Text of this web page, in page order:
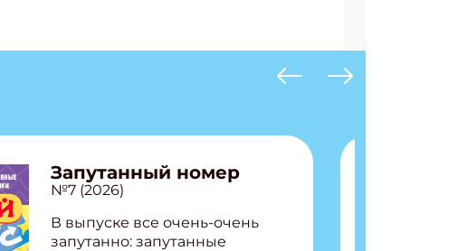
Запутанный номер
№7 (2026)
В выпуске все очень-очень
запутанно: запутанные